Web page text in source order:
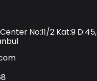
No:11/2 Kat:9 D:45,